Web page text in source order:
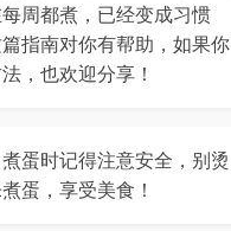
周都煮，已经变成习惯
指南对你有帮助，如果你
，也欢迎分享！
蛋时记得注意安全，别烫
蛋，享受美食！